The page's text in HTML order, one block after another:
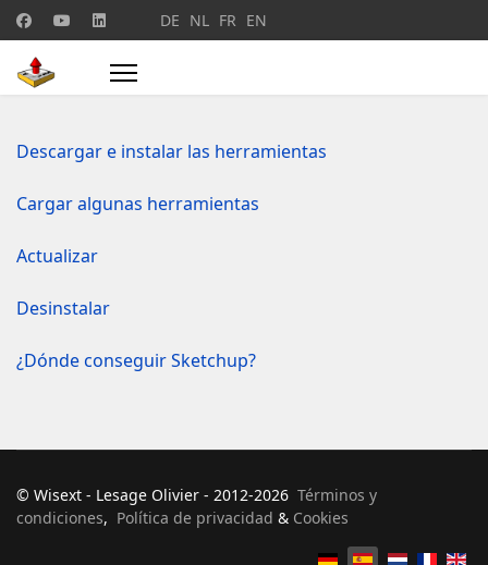
Seleccione su idioma
DE NL FR EN
Descargar e instalar las herramientas
Cargar algunas herramientas
Actualizar
Desinstalar
¿Dónde conseguir Sketchup?
© Wisext - Lesage Olivier - 2012-2026 Términos y
condiciones, Política de privacidad & Cookies